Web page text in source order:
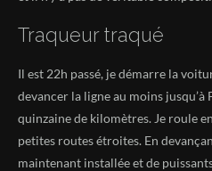
Traqueur traqué
Il est 22h passé, je démarre la
devancer la ligne au moins jusqu’à
quinzaine de kilomètres. Je roule
petites routes étroites. En
maintenant installée et de